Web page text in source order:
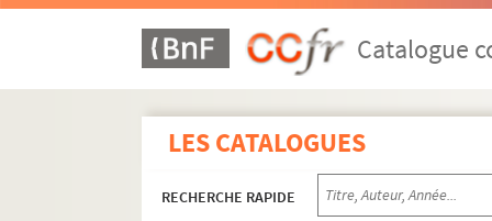
Catalogue
LES CATALOGUES
RECHERCHE RAPIDE